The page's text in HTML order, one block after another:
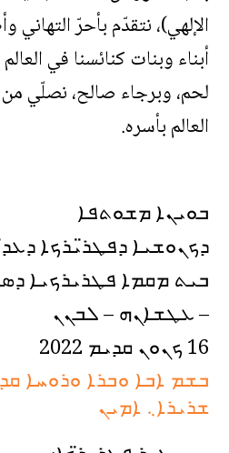
الإلهي)، نتقدّم بأحرّ
أبناء وبنات كنائسنا في
لحم، وبرجاء صالح، نصلّي
العالم بأسره.
ܒܘܝܢܐ ܡܫܘܬܦܐ
ܕܟܢܘܫܝܐ ܕܦܛܪ̈ܝܪܟܐ
ܒܝܬ ܡܩܡܐ ܦܛܪܝܪܟܝܐ
– ܥܛܫܐܢܗ – ܠܒܢܢ
16 ܟܢܘܢ ܩܕܝܡ 2022
ܒܫܡ ܐܒܐ ܘܒܪܐ ܘܪܘܚܐ
ܫܪܝܪܐ܆ ܐܡܝܢ